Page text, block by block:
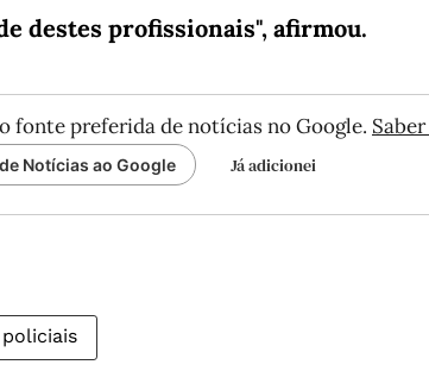
destes profissionais", afirmou.
fonte preferida de notícias no Google.
Notícias ao Google Já adicionei